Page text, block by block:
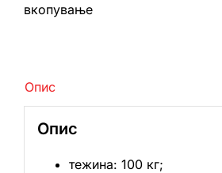
количина
вкопување
Опис
Опис
тежина: 100 кг;